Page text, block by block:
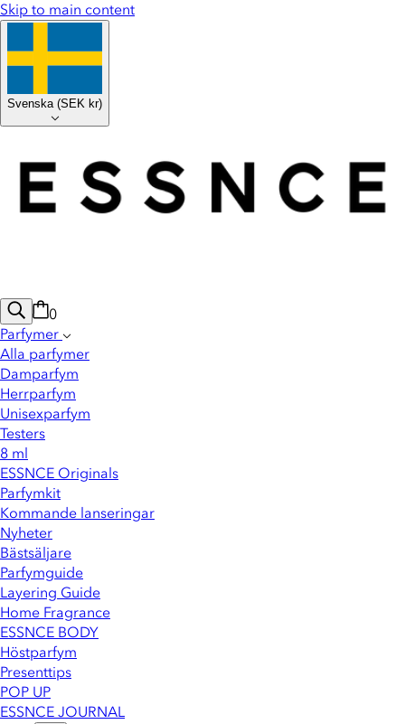
Skip to main content
Svenska (SEK kr)
0
Parfymer
Alla parfymer
Damparfym
Herrparfym
Unisexparfym
Testers
8 ml
ESSNCE Originals
Parfymkit
Kommande lanseringar
Nyheter
Bästsäljare
Parfymguide
Layering Guide
Home Fragrance
ESSNCE BODY
Höstparfym
Presenttips
POP UP
ESSNCE JOURNAL